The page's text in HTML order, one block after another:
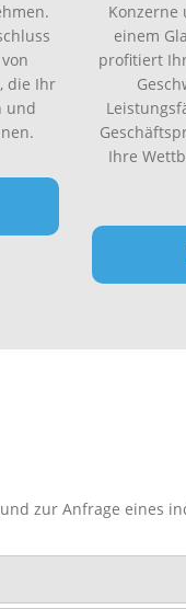
die Ihr
und
Konzerne
einem
profitiert
Ihre
zur Anfrage eines